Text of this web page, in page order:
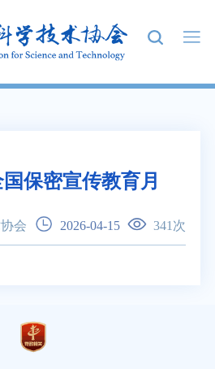
保密宣传教育月
会 2026-04-15 341 次